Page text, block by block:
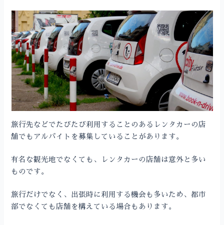
旅行先などでたびたび利用することのあるレンタカーの店
舗でもアルバイトを募集していることがあります。
有名な観光地でなくても、レンタカーの店舗は意外と多い
ものです。
旅行だけでなく、出張時に利用する機会も多いため、都市
部でなくても店舗を構えている場合もあります。